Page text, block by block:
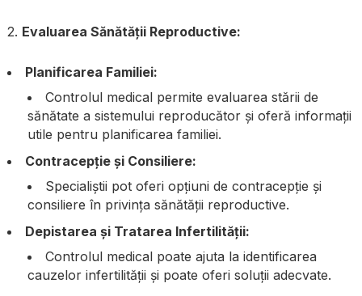
2. Evaluarea Sănătății Reproductive:
Planificarea Familiei:
Controlul medical permite evaluarea stării de
sănătate a sistemului reproducător și oferă informații
utile pentru planificarea familiei.
Contracepție și Consiliere:
Specialiștii pot oferi opțiuni de contracepție și
consiliere în privința sănătății reproductive.
Depistarea și Tratarea Infertilității:
Controlul medical poate ajuta la identificarea
cauzelor infertilității și poate oferi soluții adecvate.